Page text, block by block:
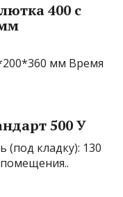
400 с
мм Время
500 У
(под кладку): 130